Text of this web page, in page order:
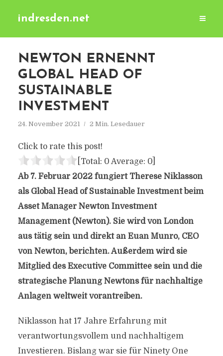
indresden.net
NEWTON ERNENNT
GLOBAL HEAD OF
SUSTAINABLE
INVESTMENT
24. November 2021 2 Min. Lesedauer
Click to rate this post!
[Total: 0 Average: 0]
Ab 7. Februar 2022 fungiert Therese Niklasson
als Global Head of Sustainable Investment beim
Asset Manager Newton Investment
Management (Newton). Sie wird von London
aus tätig sein und direkt an Euan Munro, CEO
von Newton, berichten. Außerdem wird sie
Mitglied des Executive Committee sein und die
strategische Planung Newtons für nachhaltige
Anlagen weltweit vorantreiben.
Niklasson hat 17 Jahre Erfahrung mit
verantwortungsvollem und nachhaltigem
Investieren. Bislang war sie für Ninety One